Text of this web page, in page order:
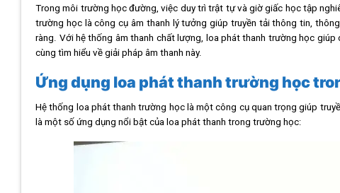
Trong môi trường học đường, việc duy trì trật tự và giờ giấc học tập
trường học là công cụ âm thanh lý tưởng giúp truyền tải thông tin,
ràng. Với hệ thống âm thanh chất lượng, loa phát thanh trường học
cùng tìm hiểu về giải pháp âm thanh này.
Ứng dụng loa phát thanh trường học
Hệ thống loa phát thanh trường học là một công cụ quan trọng giúp
là một số ứng dụng nổi bật của loa phát thanh trong trường học: